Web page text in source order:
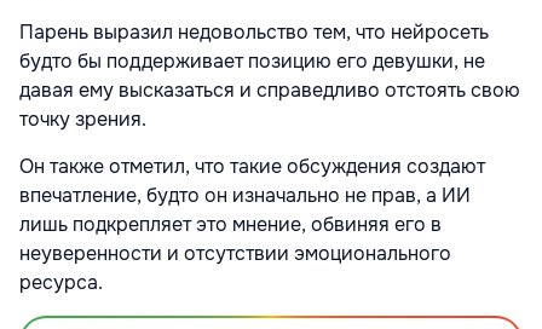
Парень выразил недовольство тем, что нейросеть
будто бы поддерживает позицию его девушки, не
давая ему высказаться и справедливо отстоять свою
точку зрения.
Он также отметил, что такие обсуждения создают
впечатление, будто он изначально не прав, а ИИ
лишь подкрепляет это мнение, обвиняя его в
неуверенности и отсутствии эмоционального
ресурса.